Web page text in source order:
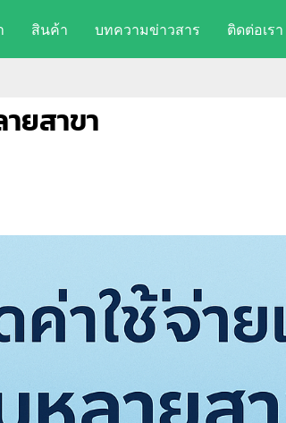
สินค้า บทความข่าวสาร ติดต่อเรา
ยสาขา